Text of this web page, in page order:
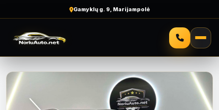
Gamyklų g. 9, Marijampolė